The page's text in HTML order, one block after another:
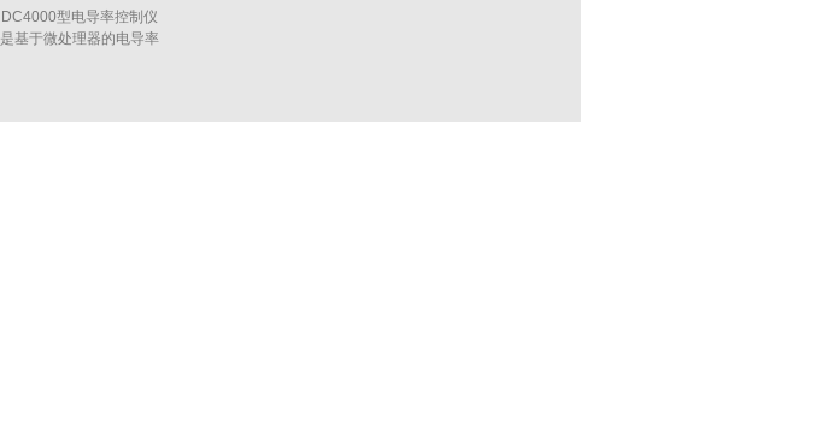
仪
DC4000型电导率控制仪
是基于微处理器的电导率
处理应用的形式。